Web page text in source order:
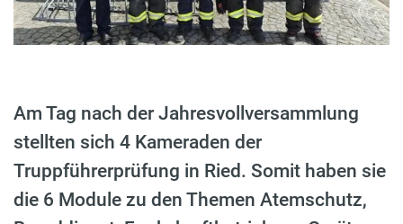
Am Tag nach der Jahresvollversammlung
stellten sich 4 Kameraden der
Truppführerprüfung in Ried. Somit haben sie
die 6 Module zu den Themen Atemschutz,